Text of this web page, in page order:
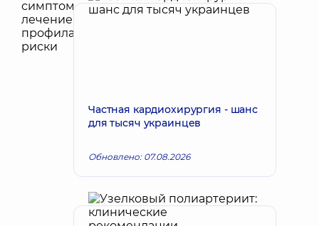
Частная кардиохирургия - шанс
для тысяч украинцев
Обновлено: 07.08.2026